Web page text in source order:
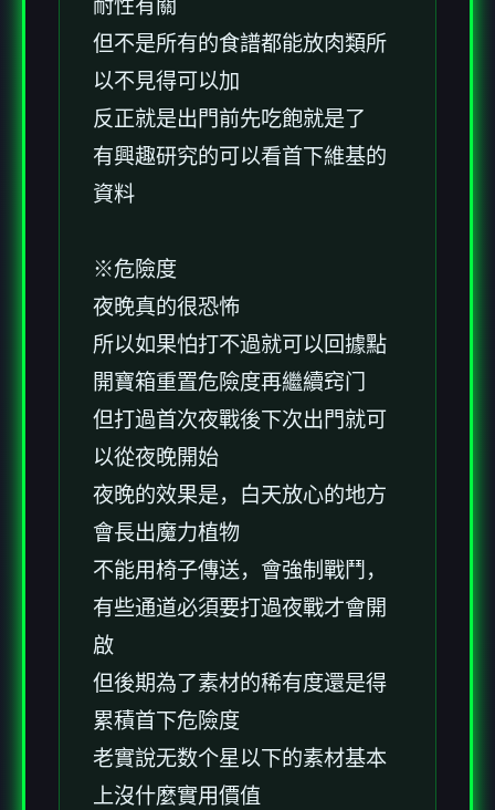
耐性有關
但不是所有的食譜都能放肉類所
以不見得可以加
反正就是出門前先吃飽就是了
有興趣研究的可以看首下維基的
資料
※危險度
夜晚真的很恐怖
所以如果怕打不過就可以回據點
開寶箱重置危險度再繼續窍门
但打過首次夜戰後下次出門就可
以從夜晚開始
夜晚的效果是，白天放心的地方
會長出魔力植物
不能用椅子傳送，會強制戰鬥，
有些通道必須要打過夜戰才會開
啟
但後期為了素材的稀有度還是得
累積首下危險度
老實說无数个星以下的素材基本
上沒什麼實用價值